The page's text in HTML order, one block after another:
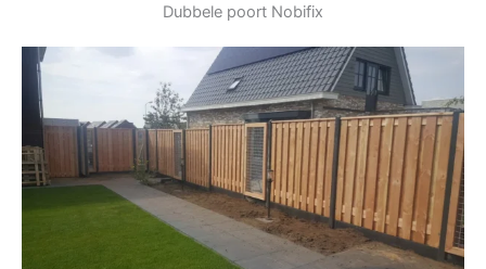
Dubbele poort Nobifix